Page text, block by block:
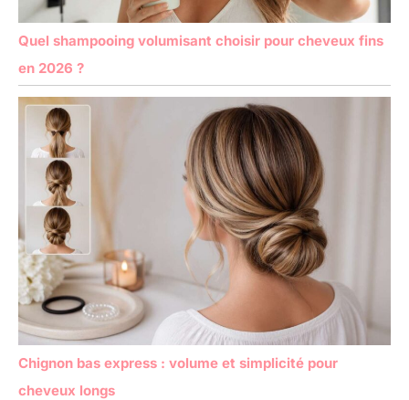
Quel shampooing volumisant choisir pour cheveux fins
en 2026 ?
Chignon bas express : volume et simplicité pour
cheveux longs